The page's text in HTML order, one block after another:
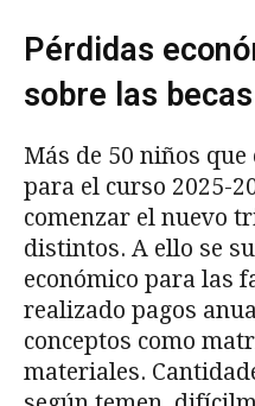
Pérdidas
sobre las becas
Más de 50 niños
para el curso 2025-
comenzar el nuevo
distintos. A ello se
económico para las
realizado pagos
conceptos como
materiales.